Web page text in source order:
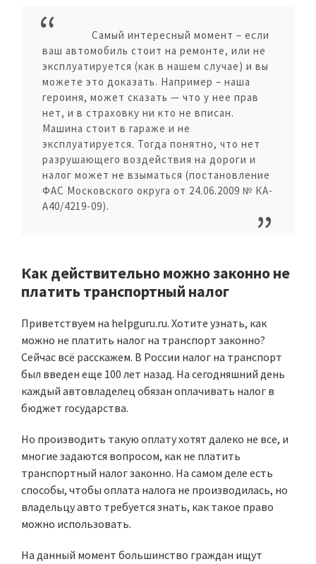
Самый интересный момент – если
ваш автомобиль стоит на ремонте, или не
эксплуатируется (как в нашем случае) и вы
можете это доказать. Например – наша
героиня, может сказать — что у нее прав
нет, и в страховку ни кто не вписан.
Машина стоит в гараже и не
эксплуатируется. Тогда понятно, что нет
разрушающего воздействия на дороги и
налог может не взыматься (постановление
ФАС Московского округа от 24.06.2009 № КА-
А40/4219-09).
Как действительно можно законно не
платить транспортный налог
Приветствуем на helpguru.ru. Хотите узнать, как
можно не платить налог на транспорт законно?
Сейчас всё расскажем. В России налог на транспорт
был введен еще 100 лет назад. На сегодняшний день
каждый автовладелец обязан оплачивать налог в
бюджет государства.
Но производить такую оплату хотят далеко не все, и
многие задаются вопросом, как не платить
транспортный налог законно. На самом деле есть
способы, чтобы оплата налога не производилась, но
владельцу авто требуется знать, как такое право
можно использовать.
На данный момент большинство граждан ищут